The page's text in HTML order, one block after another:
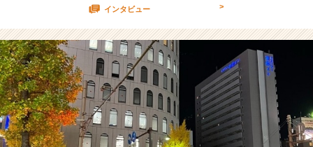
式
社
S
T
A
R
C
A
R
インタビュー >